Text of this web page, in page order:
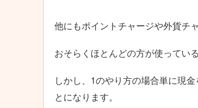
他にもポイントチャージや外貨チ
おそらくほとんどの方が使ってい
しかし、1のやり方の場合単に現金
とになります。